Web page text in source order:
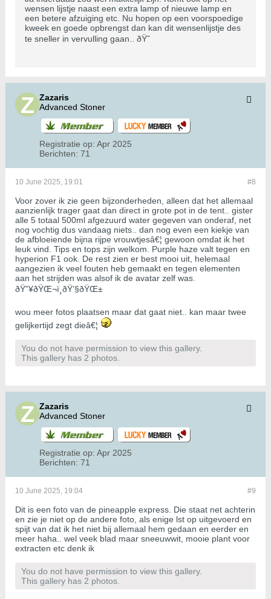
wensen lijstje naast een extra lamp of nieuwe lamp en
een betere afzuiging etc. Nu hopen op een voorspoedige
kweek en goede opbrengst dan kan dit wensenlijstje des
te sneller in vervulling gaan.. ðŸ˜
Zazaris
Advanced Stoner
Registratie op: Apr 2025
Berichten: 71
#8
10 June 2025, 19:01
Voor zover ik zie geen bijzonderheden, alleen dat het allemaal
aanzienlijk trager gaat dan direct in grote pot in de tent.. gister
alle 5 totaal 500ml afgezuurd water gegeven van onderaf, net
nog vochtig dus vandaag niets.. dan nog even een kiekje van
de afbloeiende bijna rijpe vrouwtjesâ€¦ gewoon omdat ik het
leuk vind. Tips en tops zijn welkom. Purple haze valt tegen en
hyperion F1 ook. De rest zien er best mooi uit, helemaal
aangezien ik veel fouten heb gemaakt en tegen elementen
aan het strijden was alsof ik de avatar zelf was.
ðŸ”¥ðŸŒ¬ï¸ðŸ’§ðŸŒ±
wou meer fotos plaatsen maar dat gaat niet.. kan maar twee
gelijkertijd zegt dieâ€¦
You do not have permission to view this gallery.
This gallery has 2 photos.
Zazaris
Advanced Stoner
Registratie op: Apr 2025
Berichten: 71
#9
10 June 2025, 19:04
Dit is een foto van de pineapple express. Die staat net achterin
en zie je niet op de andere foto, als enige lst op uitgevoerd en
spijt van dat ik het niet bij allemaal hem gedaan en eerder en
meer haha.. wel veek blad maar sneeuwwit, mooie plant voor
extracten etc denk ik
You do not have permission to view this gallery.
This gallery has 2 photos.